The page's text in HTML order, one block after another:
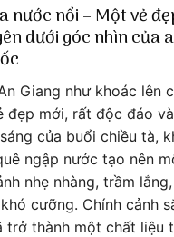
nước nổi – Một vẻ
dưới góc nhìn của
Giang như khoác lên
đẹp mới, rất độc đáo
của buổi chiều tà,
ngập nước tạo nên
nhẹ nhàng, trầm
cưỡng. Chính cảnh
trở thành một chất liệu